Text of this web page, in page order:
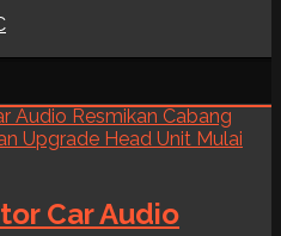
Car Audio